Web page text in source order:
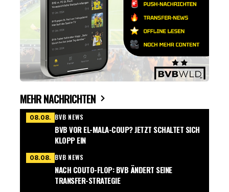
MEHR NACHRICHTEN
08.08. BVB NEWS
BVB VOR EL-MALA-COUP? JETZT SCHALTET SICH
KLOPP EIN
08.08. BVB NEWS
NACH COUTO-FLOP: BVB ÄNDERT SEINE
TRANSFER-STRATEGIE